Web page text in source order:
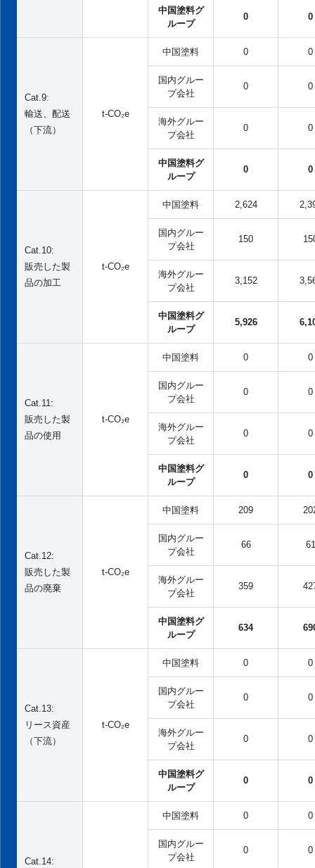
中国塗料グ
ループ
0 0
Cat.9:
輸送、配送
（下流）
t-CO₂e
中国塗料 0 0
国内グルー
プ会社
0 0
海外グルー
プ会社
0 0
中国塗料グ
ループ
0 0
Cat.10:
販売した製
品の加工
t-CO₂e
中国塗料 2,624
国内グルー
プ会社
150
海外グルー
プ会社
3,152
中国塗料グ
ループ
5,926
Cat.11:
販売した製
品の使用
t-CO₂e
中国塗料 0 0
国内グルー
プ会社
0 0
海外グルー
プ会社
0 0
中国塗料グ
ループ
0 0
Cat.12:
販売した製
品の廃棄
t-CO₂e
中国塗料 209
国内グルー
プ会社
66 61
海外グルー
プ会社
359
中国塗料グ
ループ
634
Cat.13:
リース資産
（下流）
t-CO₂e
中国塗料 0 0
国内グルー
プ会社
0 0
海外グルー
プ会社
0 0
中国塗料グ
ループ
0 0
Cat.14:
中国塗料 0 0
国内グルー
プ会社
0 0